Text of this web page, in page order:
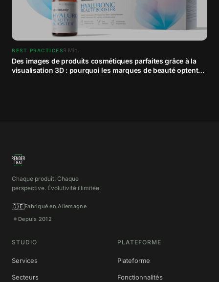
BEST PRACTICES9 Min.
Des images de produits cosmétiques parfaites grâce à la
visualisation 3D : pourquoi les marques de beauté optent
Chaque produit. Chaque
perspective. Évolutivité illimitée.
🇩🇪Fabriqué en Allemagne
Depuis 2012
STUDIO
Services
Secteurs
PLATEFORME
Plateforme
Fonctionnalités